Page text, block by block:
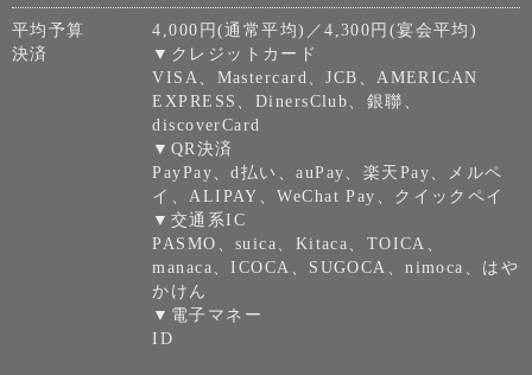
平均予算
4,000円(通常平均)／4,300円(宴会平均)
決済
▼クレジットカード
VISA、Mastercard、JCB、AMERICAN
EXPRESS、DinersClub、銀聯、
discoverCard
▼QR決済
PayPay、d払い、auPay、楽天Pay、メルペ
イ、ALIPAY、WeChat Pay、クイックペイ
▼交通系IC
PASMO、suica、Kitaca、TOICA、
manaca、ICOCA、SUGOCA、nimoca、はや
かけん
▼電子マネー
ID